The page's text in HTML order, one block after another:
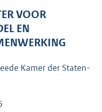
:
5
K
VOOR
EN
Kamer der Staten-